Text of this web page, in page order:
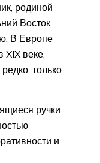
родиной
Восток,
В Европе
веке,
только
ручки
и